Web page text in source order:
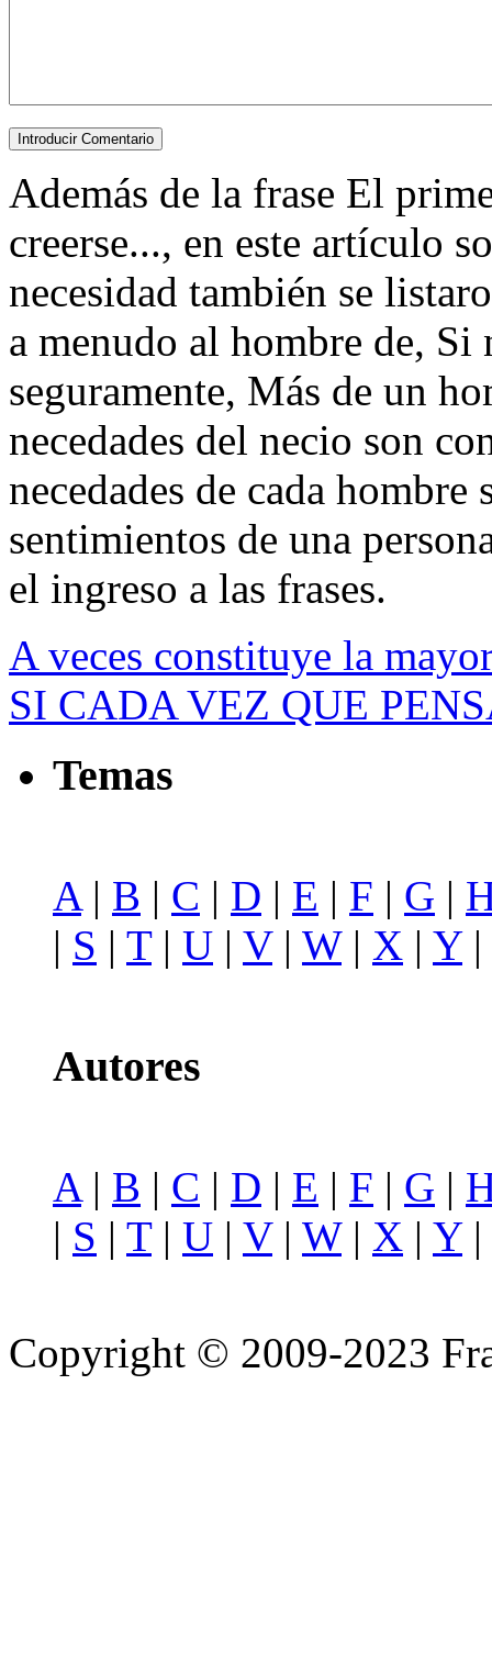
Además de la frase El
creerse..., en este artículo
necesidad también se
a menudo al hombre de, Si
seguramente, Más de un
necedades del necio son
necedades de cada
sentimientos de una
el ingreso a las frases.
A veces constituye la
SI CADA VEZ QUE
Temas
A| B | C | D | E | F | G |
| S | T| U | V| W| X | Y|
Autores
A | B | C | D | E | F | G |
| S | T| U | V| W| X | Y|
Copyright © 2009-2023